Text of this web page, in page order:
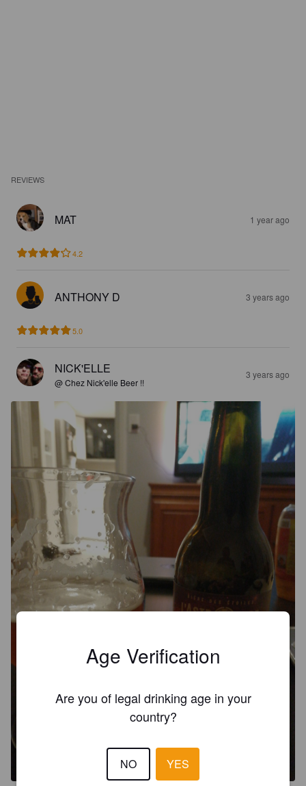
REVIEWS
MAT 1 year ago
4.2
ANTHONY D 3 years ago
5.0
NICK'ELLE
@ Chez Nick'elle Beer !!
3 years ago
Age Verification
Are you of legal drinking age in your
country?
NO YES